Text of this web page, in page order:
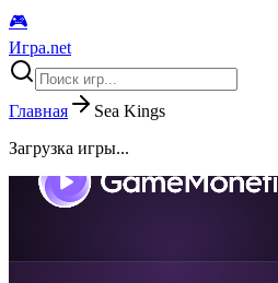
🎮
Игра.net
Главная
Sea Kings
Загрузка игры...